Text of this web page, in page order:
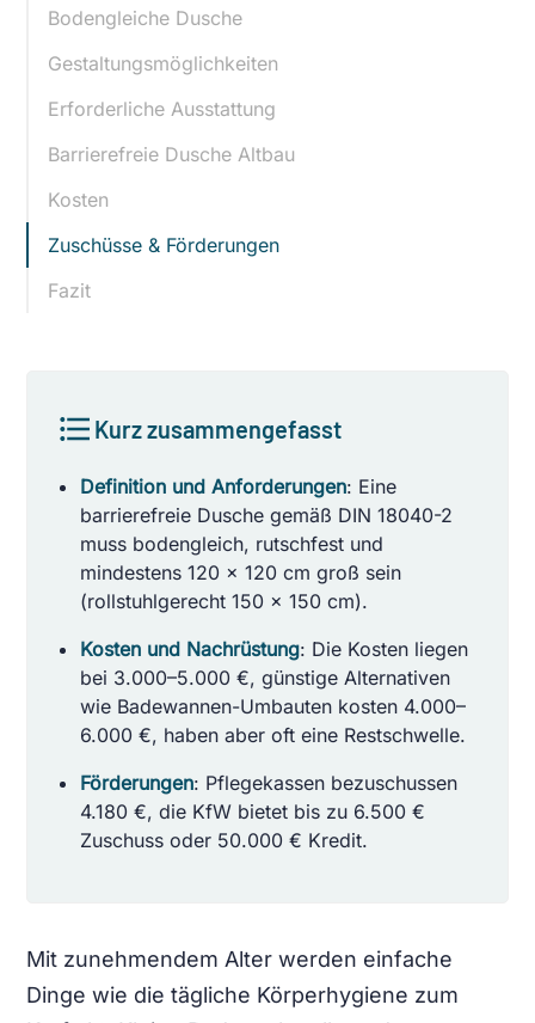
Bodengleiche Dusche
Gestaltungsmöglichkeiten
Erforderliche Ausstattung
Barrierefreie Dusche Altbau
Kosten
Zuschüsse & Förderungen
Fazit
Kurz zusammengefasst
Definition und Anforderungen: Eine
barrierefreie Dusche gemäß DIN 18040-2
muss bodengleich, rutschfest und
mindestens 120 x 120 cm groß sein
(rollstuhlgerecht 150 x 150 cm).
Kosten und Nachrüstung: Die Kosten liegen
bei 3.000–5.000 €, günstige Alternativen
wie Badewannen-Umbauten kosten 4.000–
6.000 €, haben aber oft eine Restschwelle.
Förderungen: Pflegekassen bezuschussen
4.180 €, die KfW bietet bis zu 6.500 €
Zuschuss oder 50.000 € Kredit.
Mit zunehmendem Alter werden einfache
Dinge wie die tägliche Körperhygiene zum